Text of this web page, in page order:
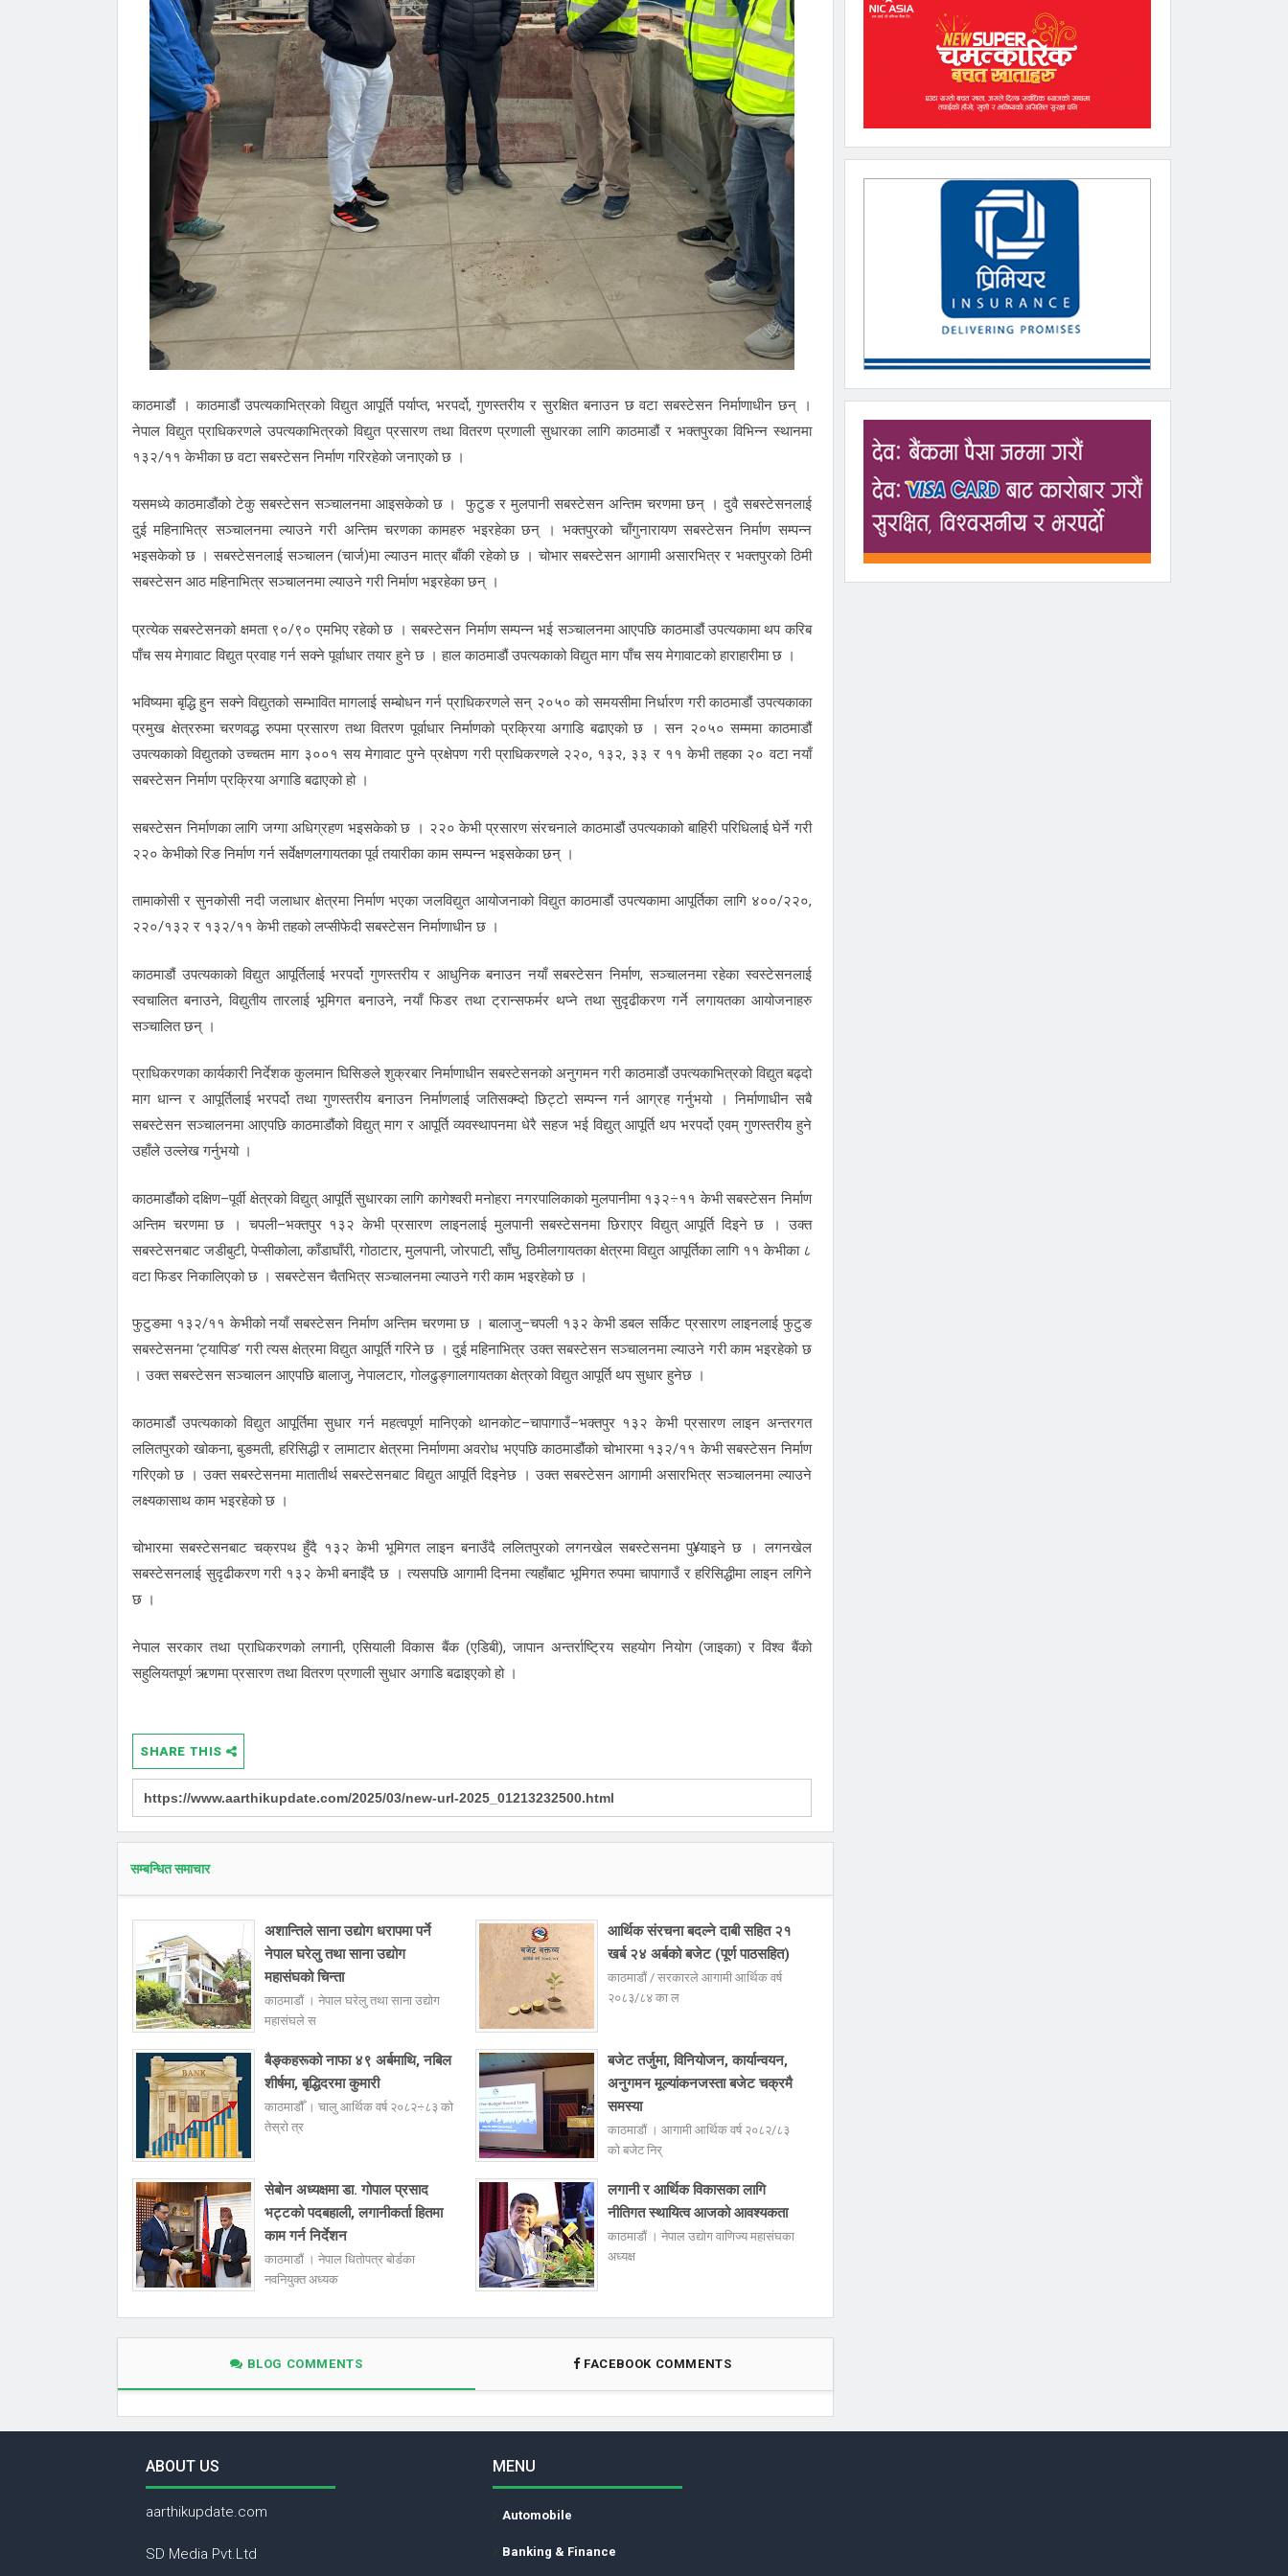
काठमाडौं । काठमाडौं उपत्यकाभित्रको विद्युत आपूर्ति पर्याप्त, भरपर्दो, गुणस्तरीय र सुरक्षित बनाउन छ वटा सबस्टेसन निर्माणाधीन छन् ।
नेपाल विद्युत प्राधिकरणले उपत्यकाभित्रको विद्युत प्रसारण तथा वितरण प्रणाली सुधारका लागि काठमाडौं र भक्तपुरका विभिन्न स्थानमा
१३२/११ केभीका छ वटा सबस्टेसन निर्माण गरिरहेको जनाएको छ ।
यसमध्ये काठमाडौंको टेकु सबस्टेसन सञ्चालनमा आइसकेको छ । फुटुङ र मुलपानी सबस्टेसन अन्तिम चरणमा छन् । दुवै सबस्टेसनलाई
दुई महिनाभित्र सञ्चालनमा ल्याउने गरी अन्तिम चरणका कामहरु भइरहेका छन् । भक्तपुरको चाँगुनारायण सबस्टेसन निर्माण सम्पन्न
भइसकेको छ । सबस्टेसनलाई सञ्चालन (चार्ज)मा ल्याउन मात्र बाँकी रहेको छ । चोभार सबस्टेसन आगामी असारभित्र र भक्तपुरको ठिमी
सबस्टेसन आठ महिनाभित्र सञ्चालनमा ल्याउने गरी निर्माण भइरहेका छन् ।
प्रत्येक सबस्टेसनको क्षमता ९०/९० एमभिए रहेको छ । सबस्टेसन निर्माण सम्पन्न भई सञ्चालनमा आएपछि काठमाडौं उपत्यकामा थप करिब
पाँच सय मेगावाट विद्युत प्रवाह गर्न सक्ने पूर्वाधार तयार हुने छ । हाल काठमाडौं उपत्यकाको विद्युत माग पाँच सय मेगावाटको हाराहारीमा छ ।
भविष्यमा बृद्धि हुन सक्ने विद्युतको सम्भावित मागलाई सम्बोधन गर्न प्राधिकरणले सन् २०५० को समयसीमा निर्धारण गरी काठमाडौं उपत्यकाका
प्रमुख क्षेत्ररुमा चरणवद्ध रुपमा प्रसारण तथा वितरण पूर्वाधार निर्माणको प्रक्रिया अगाडि बढाएको छ । सन २०५० सम्ममा काठमाडौं
उपत्यकाको विद्युतको उच्चतम माग ३००१ सय मेगावाट पुग्ने प्रक्षेपण गरी प्राधिकरणले २२०, १३२, ३३ र ११ केभी तहका २० वटा नयाँ
सबस्टेसन निर्माण प्रक्रिया अगाडि बढाएको हो ।
सबस्टेसन निर्माणका लागि जग्गा अधिग्रहण भइसकेको छ । २२० केभी प्रसारण संरचनाले काठमाडौं उपत्यकाको बाहिरी परिधिलाई घेर्ने गरी
२२० केभीको रिङ निर्माण गर्न सर्वेक्षणलगायतका पूर्व तयारीका काम सम्पन्न भइसकेका छन् ।
तामाकोसी र सुनकोसी नदी जलाधार क्षेत्रमा निर्माण भएका जलविद्युत आयोजनाको विद्युत काठमाडौं उपत्यकामा आपूर्तिका लागि ४००/२२०,
२२०/१३२ र १३२/११ केभी तहको लप्सीफेदी सबस्टेसन निर्माणाधीन छ ।
काठमाडौं उपत्यकाको विद्युत आपूर्तिलाई भरपर्दो गुणस्तरीय र आधुनिक बनाउन नयाँ सबस्टेसन निर्माण, सञ्चालनमा रहेका स्वस्टेसनलाई
स्वचालित बनाउने, विद्युतीय तारलाई भूमिगत बनाउने, नयाँ फिडर तथा ट्रान्सफर्मर थप्ने तथा सुदृढीकरण गर्ने लगायतका आयोजनाहरु
सञ्चालित छन् ।
प्राधिकरणका कार्यकारी निर्देशक कुलमान घिसिङले शुक्रबार निर्माणाधीन सबस्टेसनको अनुगमन गरी काठमाडौं उपत्यकाभित्रको विद्युत बढ्दो
माग धान्न र आपूर्तिलाई भरपर्दो तथा गुणस्तरीय बनाउन निर्माणलाई जतिसक्म्दो छिट्टो सम्पन्न गर्न आग्रह गर्नुभयो । निर्माणाधीन सबै
सबस्टेसन सञ्चालनमा आएपछि काठमाडौंको विद्युत् माग र आपूर्ति व्यवस्थापनमा धेरै सहज भई विद्युत् आपूर्ति थप भरपर्दो एवम् गुणस्तरीय हुने
उहाँले उल्लेख गर्नुभयो ।
काठमाडौंको दक्षिण–पूर्वी क्षेत्रको विद्युत् आपूर्ति सुधारका लागि कागेश्वरी मनोहरा नगरपालिकाको मुलपानीमा १३२÷११ केभी सबस्टेसन निर्माण
अन्तिम चरणमा छ । चपली–भक्तपुर १३२ केभी प्रसारण लाइनलाई मुलपानी सबस्टेसनमा छिराएर विद्युत् आपूर्ति दिइने छ । उक्त
सबस्टेसनबाट जडीबुटी, पेप्सीकोला, काँडाघाँरी, गोठाटार, मुलपानी, जोरपाटी, साँघु, ठिमीलगायतका क्षेत्रमा विद्युत आपूर्तिका लागि ११ केभीका ८
वटा फिडर निकालिएको छ । सबस्टेसन चैतभित्र सञ्चालनमा ल्याउने गरी काम भइरहेको छ ।
फुटुङमा १३२/११ केभीको नयाँ सबस्टेसन निर्माण अन्तिम चरणमा छ । बालाजु–चपली १३२ केभी डबल सर्किट प्रसारण लाइनलाई फुटुङ
सबस्टेसनमा ‘ट्यापिङ’ गरी त्यस क्षेत्रमा विद्युत आपूर्ति गरिने छ । दुई महिनाभित्र उक्त सबस्टेसन सञ्चालनमा ल्याउने गरी काम भइरहेको छ
। उक्त सबस्टेसन सञ्चालन आएपछि बालाजु, नेपालटार, गोलढुङ्गालगायतका क्षेत्रको विद्युत आपूर्ति थप सुधार हुनेछ ।
काठमाडौं उपत्यकाको विद्युत आपूर्तिमा सुधार गर्न महत्वपूर्ण मानिएको थानकोट–चापागाउँ–भक्तपुर १३२ केभी प्रसारण लाइन अन्तरगत
ललितपुरको खोकना, बुङमती, हरिसिद्धी र लामाटार क्षेत्रमा निर्माणमा अवरोध भएपछि काठमाडौंको चोभारमा १३२/११ केभी सबस्टेसन निर्माण
गरिएको छ । उक्त सबस्टेसनमा मातातीर्थ सबस्टेसनबाट विद्युत आपूर्ति दिइनेछ । उक्त सबस्टेसन आगामी असारभित्र सञ्चालनमा ल्याउने
लक्ष्यकासाथ काम भइरहेको छ ।
चोभारमा सबस्टेसनबाट चक्रपथ हुँदै १३२ केभी भूमिगत लाइन बनाउँदै ललितपुरको लगनखेल सबस्टेसनमा पु¥याइने छ । लगनखेल
सबस्टेसनलाई सुदृढीकरण गरी १३२ केभी बनाइँदै छ । त्यसपछि आगामी दिनमा त्यहाँबाट भूमिगत रुपमा चापागाउँ र हरिसिद्धीमा लाइन लगिने
छ ।
नेपाल सरकार तथा प्राधिकरणको लगानी, एसियाली विकास बैंक (एडिबी), जापान अन्तर्राष्ट्रिय सहयोग नियोग (जाइका) र विश्व बैंको
सहुलियतपूर्ण ऋणमा प्रसारण तथा वितरण प्रणाली सुधार अगाडि बढाइएको हो ।
SHARE THIS
सम्बन्धित समाचार
अशान्तिले साना उद्योग धरापमा पर्ने
नेपाल घरेलु तथा साना उद्योग
महासंघको चिन्ता
काठमाडौं । नेपाल घरेलु तथा साना उद्योग
महासंघले स
आर्थिक संरचना बदल्ने दाबी सहित २१
खर्ब २४ अर्बको बजेट (पूर्ण पाठसहित)
काठमाडौं / सरकारले आगामी आर्थिक वर्ष
२०८३/८४ का ल
बैङ्कहरूको नाफा ४९ अर्बमाथि, नबिल
शीर्षमा, बृद्धिदरमा कुमारी
काठमाडौँ । चालु आर्थिक वर्ष २०८२÷८३ को
तेस्रो त्र
बजेट तर्जुमा, विनियोजन, कार्यान्वयन,
अनुगमन मूल्यांकनजस्ता बजेट चक्रमै
समस्या
काठमाडौं । आगामी आर्थिक वर्ष २०८२/८३
को बजेट निर्
सेबोन अध्यक्षमा डा. गोपाल प्रसाद
भट्टको पदबहाली, लगानीकर्ता हितमा
काम गर्न निर्देशन
काठमाडौं । नेपाल धितोपत्र बोर्डका
नवनियुक्त अध्यक
लगानी र आर्थिक विकासका लागि
नीतिगत स्थायित्व आजको आवश्यकता
काठमाडौं । नेपाल उद्योग वाणिज्य महासंघका
अध्यक्ष
BLOG COMMENTS FACEBOOK COMMENTS
ABOUT US
aarthikupdate.com
SD Media Pvt.Ltd
MENU
Automobile
Banking & Finance